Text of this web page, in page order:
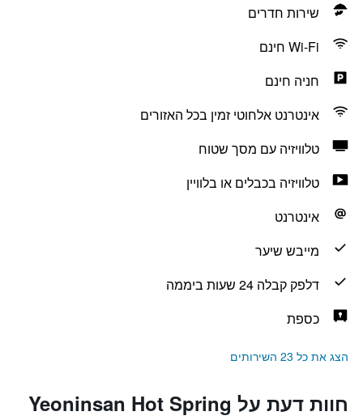
שירות חדרים
Wi-Fi חינם
חניה חינם
אינטרנט אלחוטי זמין בכל האזורים
טלוויזיה עם מסך שטוח
טלוויזיה בכבלים או בלוויין
אינטרנט
מייבש שיער
דלפק קבלה 24 שעות ביממה
כספת
הצג את כל 23 השירותים
חוות דעת על Yeoninsan Hot Spring